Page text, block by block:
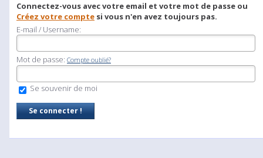
Connectez-vous avec votre email et votre mot de passe ou
Créez votre compte si vous n'en avez toujours pas.
E-mail / Username:
Mot de passe: Compte oublié?
Se souvenir de moi